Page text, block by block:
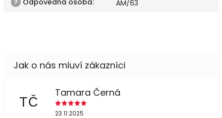
AM/63
TČ
Tamara Černá
23.11.2025